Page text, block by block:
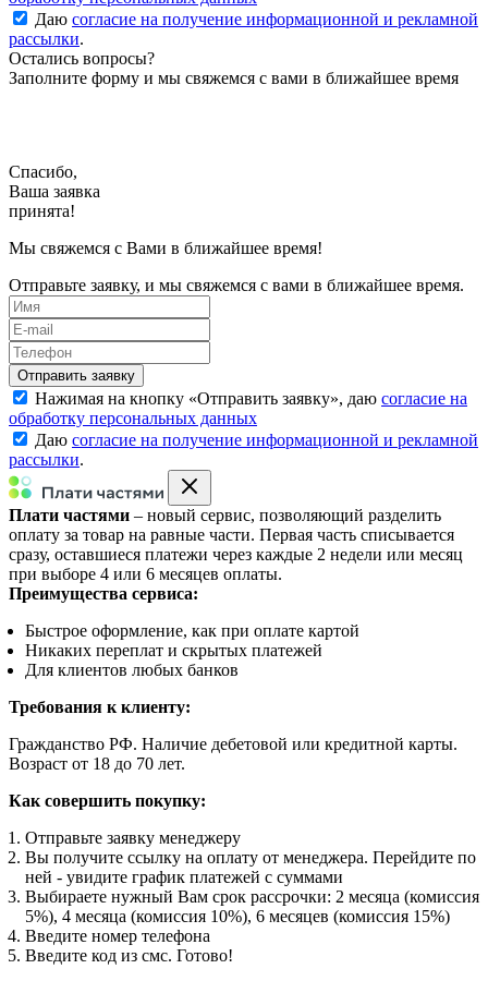
Даю согласие на получение информационной и рекламной
рассылки.
Остались вопросы?
Заполните форму и мы свяжемся с вами в ближайшее время
Спасибо,
Ваша заявка
принята!
Мы свяжемся с Вами в ближайшее время!
Отправьте заявку, и мы свяжемся с вами в ближайшее время.
Нажимая на кнопку «Отправить заявку», даю согласие на
обработку персональных данных
Даю согласие на получение информационной и рекламной
рассылки.
Плати частями – новый сервис, позволяющий разделить
оплату за товар на равные части. Первая часть списывается
сразу, оставшиеся платежи через каждые 2 недели или месяц
при выборе 4 или 6 месяцев оплаты.
Преимущества сервиса:
Быстрое оформление, как при оплате картой
Никаких переплат и скрытых платежей
Для клиентов любых банков
Требования к клиенту:
Гражданство РФ. Наличие дебетовой или кредитной карты.
Возраст от 18 до 70 лет.
Как совершить покупку:
Отправьте заявку менеджеру
Вы получите ссылку на оплату от менеджера. Перейдите по
ней - увидите график платежей с суммами
Выбираете нужный Вам срок рассрочки: 2 месяца (комиссия
5%), 4 месяца (комиссия 10%), 6 месяцев (комиссия 15%)
Введите номер телефона
Введите код из смс. Готово!